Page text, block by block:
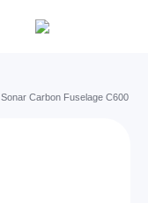
Sonar Carbon Fuselage C600